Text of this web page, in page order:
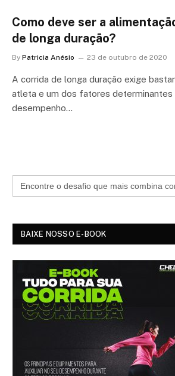
Como deve ser a
de longa duração?
By Patricia Anésio 23 de outubro de 2020
A corrida de longa duração exige
atleta e um dos fatores determinantes
desempenho…
BAIXE NOSSO E-BOOK